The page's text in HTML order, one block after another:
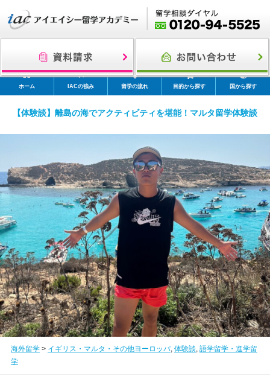
ホーム IACの強み 留学の流れ 目的から探す 国から探す
【体験談】離島の海でアクティビティを堪能！マルタ留学体験談
海外留学> イギリス・マルタ・その他ヨーロッパ, 体験談, 語学留学・進学留
学